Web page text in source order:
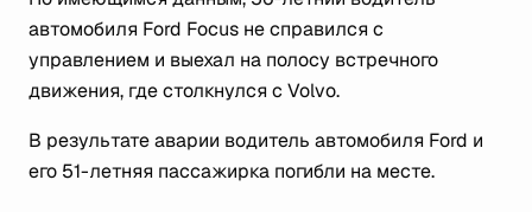
автомобиля Ford Focus не справился с
управлением и выехал на полосу встречного
движения, где столкнулся с Volvo.
В результате аварии водитель автомобиля Ford и
его 51-летняя пассажирка погибли на месте.